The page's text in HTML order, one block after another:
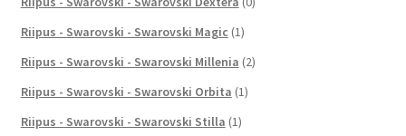
Riipus - Swarovski - Swarovski Magic (1)
Riipus - Swarovski - Swarovski Millenia (2)
Riipus - Swarovski - Swarovski Orbita (1)
Riipus - Swarovski - Swarovski Stilla (1)